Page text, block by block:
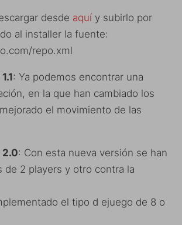
desde aquí y subirlo por
al installer la fuente:
repo.xml
: Ya podemos encontrar una
en la que han cambiado los
el movimiento de las
: Con esta nueva versión se han
de 2 players y otro contra la
el tipo d ejuego de 8 o